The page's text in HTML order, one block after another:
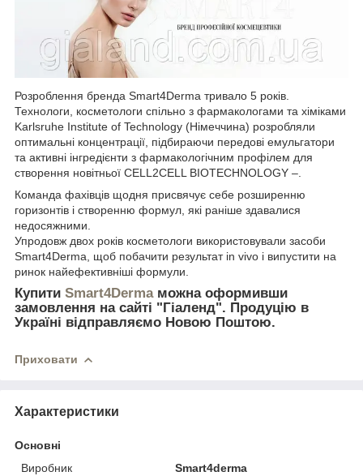
Розроблення бренда Smart4Derma тривало 5 років.
Технологи, косметологи спільно з фармакологами та хіміками
Karlsruhe Institute of Technology (Німеччина) розробляли
оптимальні концентрації, підбираючи передові емульгатори
та активні інгредієнти з фармакологічним профілем для
створення новітньої CELL2CELL BIOTECHNOLOGY –.
Команда фахівців щодня присвячує себе розширенню
горизонтів і створенню формул, які раніше здавалися
недосяжними.
Упродовж двох років косметологи використовували засоби
Smart4Derma, щоб побачити результат in vivo і випустити на
ринок найефективніші формули.
Купити Smart4Dermaможна оформивши
замовлення на сайті "Гіаленд". Продуцію в
Україні відправляємо Новою Поштою.
Приховати
Характеристики
Основні
Виробник
Smart4derma